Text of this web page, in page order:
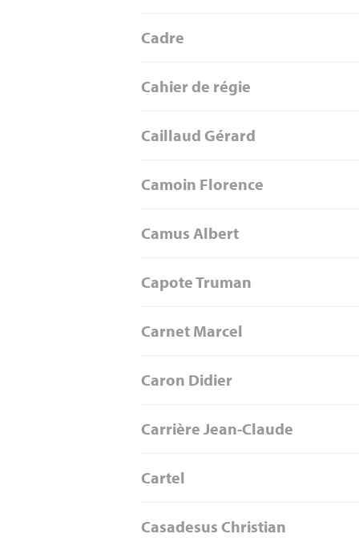
Cadre
Cahier de régie
Caillaud Gérard
Camoin Florence
Camus Albert
Capote Truman
Carnet Marcel
Caron Didier
Carrière Jean-Claude
Cartel
Casadesus Christian